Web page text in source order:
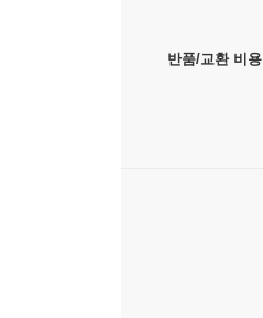
반품/교환 비용